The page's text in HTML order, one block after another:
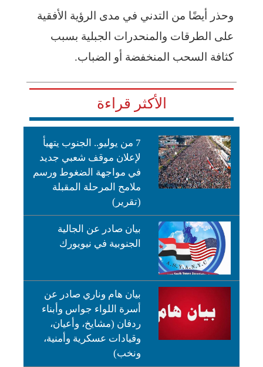
وحذر أيضًا من التدني في مدى الرؤية الأفقية
على الطرقات والمنحدرات الجبلية بسبب
كثافة السحب المنخفضة أو الضباب.
الأكثر قراءة
7 من يوليو.. الجنوب يتهيأ
لإعلان موقف شعبي جديد
في مواجهة الضغوط ورسم
ملامح المرحلة المقبلة
(تقرير)
بيان صادر عن الجالية
الجنوبية في نيويورك
بيان هام وناري صادر عن
أسرة اللواء جواس وأبناء
ردفان (مشايخ، وأعيان،
وقيادات عسكرية وأمنية،
ونخب)